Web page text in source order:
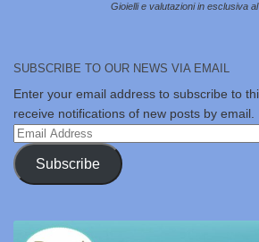
Gioielli e valutazioni in esclusiva
SUBSCRIBE TO OUR NEWS VIA EMAIL
Enter your email address to subscribe to
receive notifications of new posts by email.
Email
Address
Subscribe